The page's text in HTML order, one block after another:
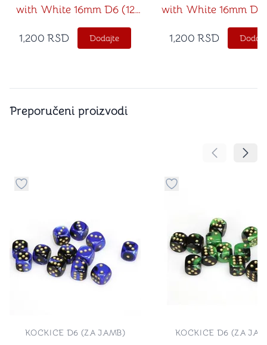
with White 16mm D6 (12
Dice)
1,200 RSD Dodajte
with White 16mm D6
Block (12 Dice)
1,200 RSD
Preporučeni proizvodi
Pomeranje
Dugme za dodavanje stvari u kategoriju omiljeno
KOCKICE D6 (ZA JAMB)
Dugme za dodavanje
KOCKICE D6 (ZA